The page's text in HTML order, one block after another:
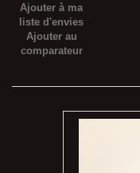
Ajouter à ma
liste d'envies
Ajouter au
comparateur